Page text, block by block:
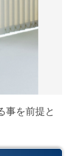
事を前提と